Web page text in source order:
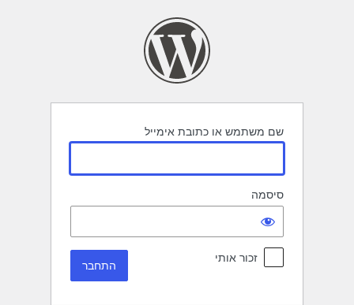
שם משתמש או כתובת אימייל
סיסמה
זכור אותי